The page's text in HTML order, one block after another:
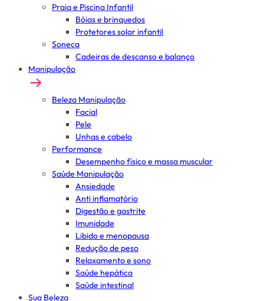
Praia e Piscina Infantil
Bóias e brinquedos
Protetores solar infantil
Soneca
Cadeiras de descanso e balanço
Manipulação
Beleza Manipulação
Facial
Pele
Unhas e cabelo
Performance
Desempenho físico e massa muscular
Saúde Manipulação
Ansiedade
Anti inflamatório
Digestão e gastrite
Imunidade
Libido e menopausa
Redução de peso
Relaxamento e sono
Saúde hepática
Saúde intestinal
Sua Beleza